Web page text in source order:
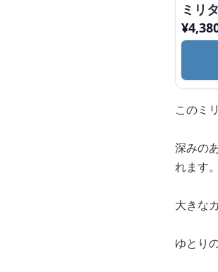
ミリ
¥
このミ
深みの
れます。
大きな
ゆとり